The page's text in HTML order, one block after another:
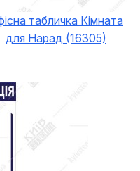
табличка Кімната
для Нарад (16305)